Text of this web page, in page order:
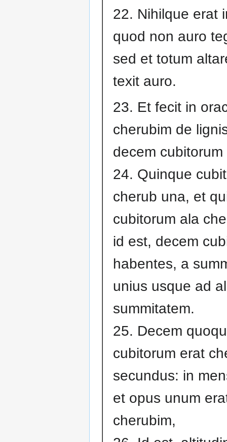
22. Nihilque erat
quod non auro
sed et totum
texit auro.
23. Et fecit in
cherubim de
decem
24. Quinque
cherub una, et
cubitorum ala
id est, decem
habentes, a
unius usque ad
summitatem.
25. Decem
cubitorum erat
secundus: in
et opus unum
cherubim,